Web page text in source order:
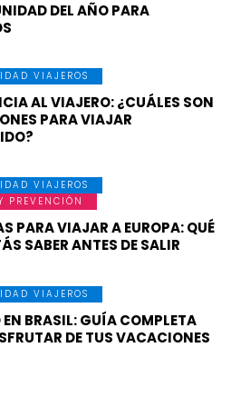
DEL AÑO PARA
VIAJEROS
AL VIAJERO: ¿CUÁLES SON
PARA VIAJAR
VIAJEROS
PREVENCIÓN
PARA VIAJAR A EUROPA: QUÉ
SABER ANTES DE SALIR
VIAJEROS
EN BRASIL: GUÍA COMPLETA
DE TUS VACACIONES